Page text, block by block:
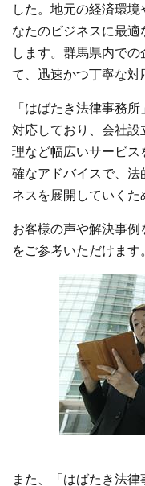
した。地元の経済環
なたのビジネスに最
します。群馬県内で
て、迅速かつ丁寧な対
「はばたき法律事務
対応しており、会社
理など幅広いサービ
確なアドバイスで、
ネスを展開していくた
お客様の声や解決事
をご参考いただけます
また、「はばたき法